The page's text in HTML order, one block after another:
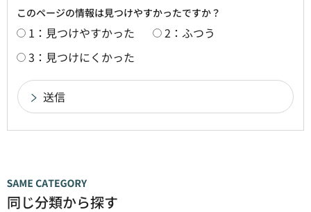
このページの情報は見つけやすかったですか？
1：見つけやすかった
2：ふつう
3：見つけにくかった
同じ分類から探す